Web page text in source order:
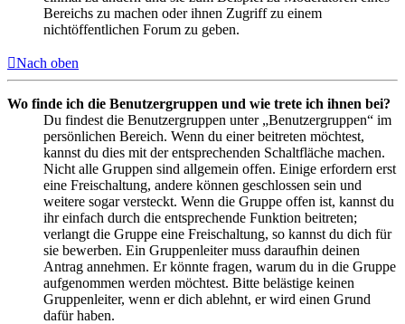
Bereichs zu machen oder ihnen Zugriff zu einem
nichtöffentlichen Forum zu geben.
Nach oben
Wo finde ich die Benutzergruppen und wie trete ich ihnen bei?
Du findest die Benutzergruppen unter „Benutzergruppen“ im
persönlichen Bereich. Wenn du einer beitreten möchtest,
kannst du dies mit der entsprechenden Schaltfläche machen.
Nicht alle Gruppen sind allgemein offen. Einige erfordern erst
eine Freischaltung, andere können geschlossen sein und
weitere sogar versteckt. Wenn die Gruppe offen ist, kannst du
ihr einfach durch die entsprechende Funktion beitreten;
verlangt die Gruppe eine Freischaltung, so kannst du dich für
sie bewerben. Ein Gruppenleiter muss daraufhin deinen
Antrag annehmen. Er könnte fragen, warum du in die Gruppe
aufgenommen werden möchtest. Bitte belästige keinen
Gruppenleiter, wenn er dich ablehnt, er wird einen Grund
dafür haben.